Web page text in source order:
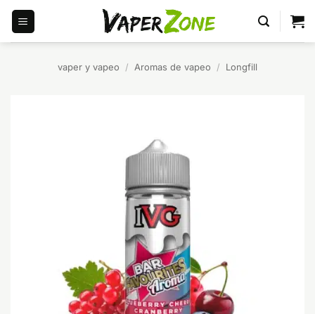
Saltar
contenido
vaper y vapeo / Aromas de vapeo / Longfill